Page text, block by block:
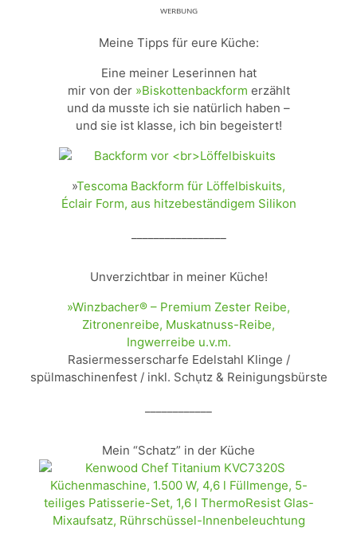
ᵂᴱᴿᴮᵁᴺᴳ
Meine Tipps für eure Küche:
Eine meiner Leserinnen hat
mir von der »Biskottenbackform erzählt
und da musste ich sie natürlich haben –
und sie ist klasse, ich bin begeistert!
»Tescoma Backform für Löffelbiskuits,
Éclair Form, aus hitzebeständigem Silikon
Unverzichtbar in meiner Küche!
»Winzbacher® – Premium Zester Reibe,
Zitronenreibe, Muskatnuss-Reibe,
Ingwerreibe u.v.m.
Rasiermesserscharfe Edelstahl Klinge /
spülmaschinenfest / inkl. Schụtz & Reinigungsbürste
Mein “Schatz” in der Küche